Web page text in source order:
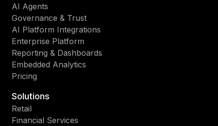
AI Agents
Governance & Trust
AI Platform Integrations
Enterprise Platform
Reporting & Dashboards
Embedded Analytics
Pricing
Solutions
Retail
Financial Services